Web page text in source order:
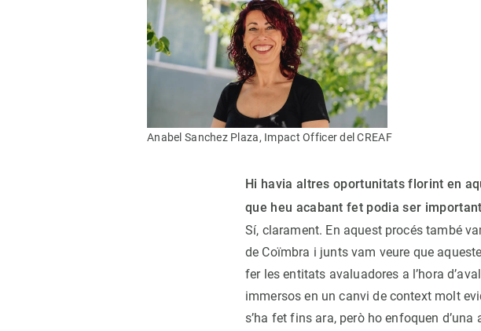
Anabel Sanchez Plaza, Impact Officer del CREAF
Hi havia altres oportunitats florint en
que heu acabant fet podia ser
Sí, clarament. En aquest procés també
de Coïmbra i junts vam veure que
fer les entitats avaluadores a l’hora
immersos en un canvi de context molt
s’ha fet fins ara, però ho enfoquen